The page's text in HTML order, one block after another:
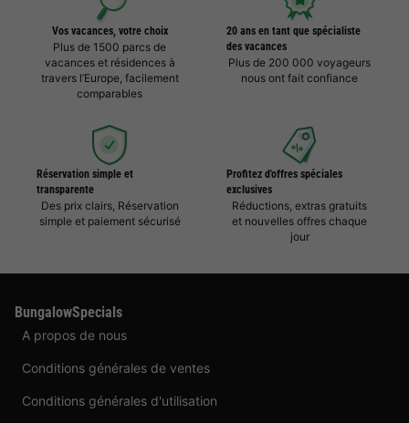
Vos vacances, votre choix
Plus de 1500 parcs de
vacances et résidences à
travers l’Europe, facilement
comparables
20 ans en tant que spécialiste
des vacances
Plus de 200 000 voyageurs
nous ont fait confiance
Réservation simple et
transparente
Des prix clairs, Réservation
simple et paiement sécurisé
Profitez d'offres spéciales
exclusives
Réductions, extras gratuits
et nouvelles offres chaque
jour
BungalowSpecials
A propos de nous
Conditions générales de ventes
Conditions générales d'utilisation